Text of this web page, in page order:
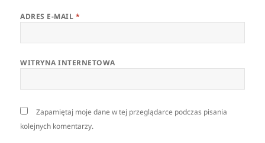
ADRES E-MAIL *
WITRYNA INTERNETOWA
Zapamiętaj moje dane w tej przeglądarce podczas pisania
kolejnych komentarzy.